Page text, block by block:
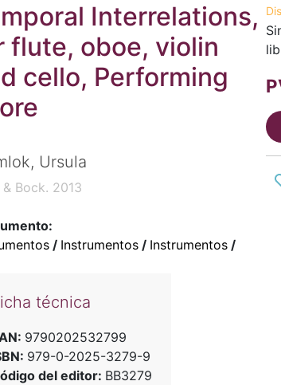
Interrelations,
flute, oboe, violin
cello, Performing
Ursula
Bock. 2013
/ Instrumentos/ Instrumentos/
técnica
9790202532799
979-0-2025-3279-9
del editor: BB3279